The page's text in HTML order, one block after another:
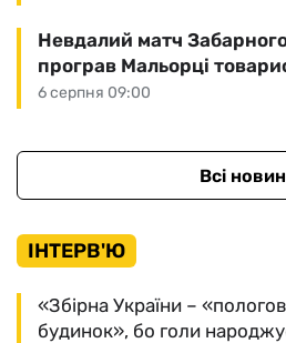
6 серпня 09:00
Невдалий матч
програв Мальорці
Всі
ІНТЕРВ'Ю
«Збірна України –
будинок», бо голи